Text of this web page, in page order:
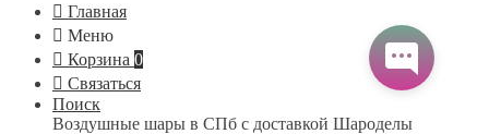
Главная
Меню
Корзина 0
Связаться
Поиск
Воздушные шары в СПб с доставкой Шароделы